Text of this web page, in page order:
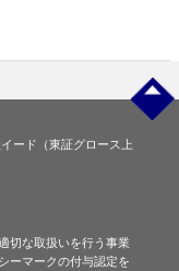
ード（東証グロース上
切な取扱いを行う事業
ーマークの付与認定を